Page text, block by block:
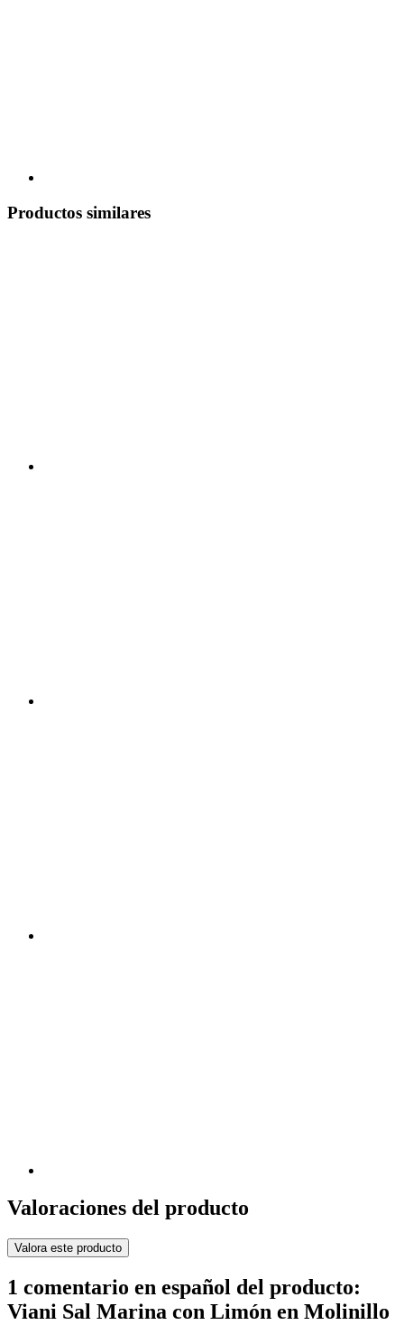
Productos similares
Valoraciones del producto
Valora este producto
1 comentario en español del producto:
Viani Sal Marina con Limón en Molinillo